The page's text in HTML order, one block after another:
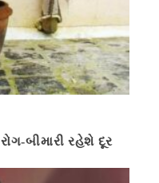
બીમારી રહેશે દૂર